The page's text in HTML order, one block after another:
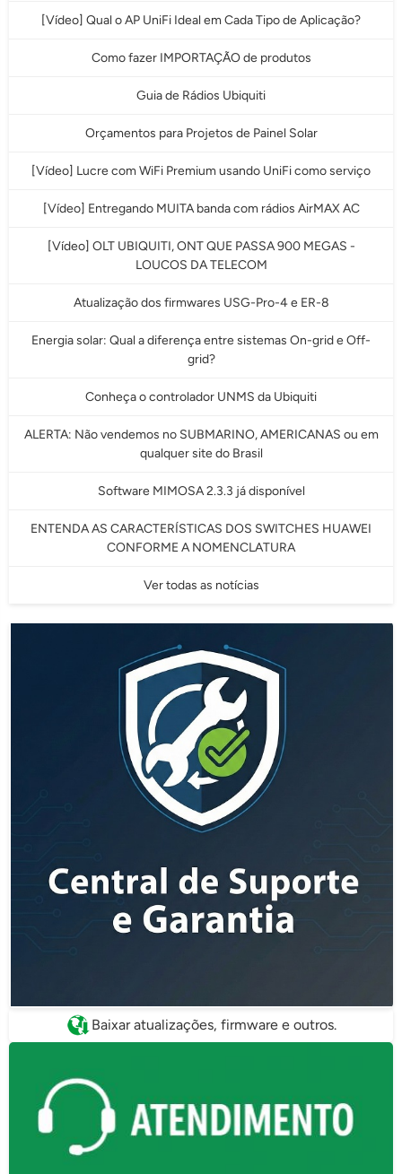
[Vídeo] Qual o AP UniFi Ideal em Cada Tipo de Aplicação?
Como fazer IMPORTAÇÃO de produtos
Guia de Rádios Ubiquiti
Orçamentos para Projetos de Painel Solar
[Vídeo] Lucre com WiFi Premium usando UniFi como serviço
[Vídeo] Entregando MUITA banda com rádios AirMAX AC
[Vídeo] OLT UBIQUITI, ONT QUE PASSA 900 MEGAS -
LOUCOS DA TELECOM
Atualização dos firmwares USG-Pro-4 e ER-8
Energia solar: Qual a diferença entre sistemas On-grid e Off-
grid?
Conheça o controlador UNMS da Ubiquiti
ALERTA: Não vendemos no SUBMARINO, AMERICANAS ou em
qualquer site do Brasil
Software MIMOSA 2.3.3 já disponível
ENTENDA AS CARACTERÍSTICAS DOS SWITCHES HUAWEI
CONFORME A NOMENCLATURA
Ver todas as notícias
Baixar atualizações, firmware e outros.